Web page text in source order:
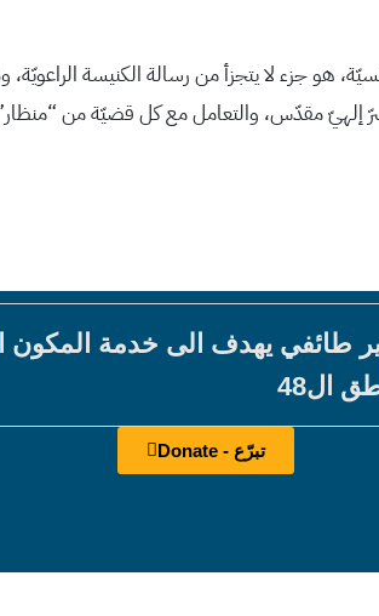
هو جزء لا يتجزأ من رسالة الكنيسة
كسرّ إلهيّ مقدّس، والتعامل مع كل قضيّة من
طائفي يهدف الى خدمة
ال48
تبرّع - Donate